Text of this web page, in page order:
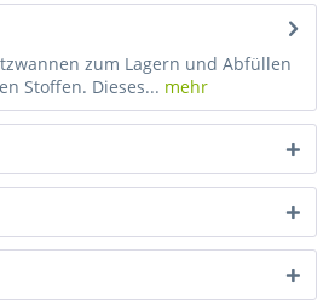
zum Lagern und Abfüllen
Stoffen. Dieses... mehr